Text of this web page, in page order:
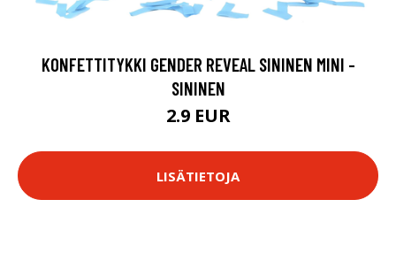
KONFETTITYKKI GENDER REVEAL SININEN MINI -
SININEN
2.9 EUR
LISÄTIETOJA